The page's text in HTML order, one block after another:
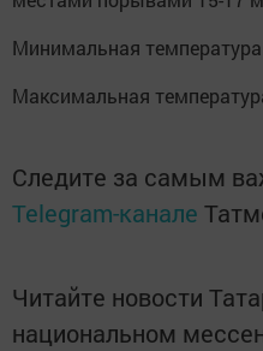
Минимальная
Максимальная
Следите за самым
Telegram-канале
Читайте новости
национальном